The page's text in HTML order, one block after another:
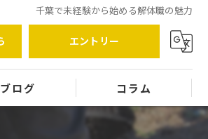
千葉で未経験から始める解体職の魅力
エントリー
ログ コラム